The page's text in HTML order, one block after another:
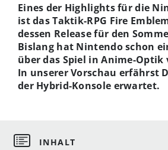
Eines der Highlights für die
ist das Taktik-RPG Fire
dessen Release für den
Bislang hat Nintendo schon
über das Spiel in Anime-
In unserer Vorschau erfährst
der Hybrid-Konsole erwartet.